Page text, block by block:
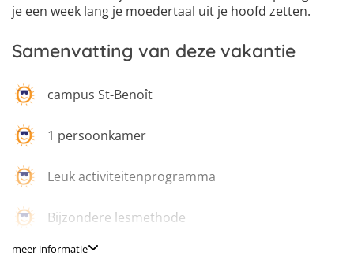
je een week lang je moedertaal uit je hoofd zetten.
Samenvatting van deze vakantie
campus St-Benoît
1 persoonkamer
Leuk activiteitenprogramma
Bijzondere lesmethode
Taalgerichte groepslessen
meer informatie